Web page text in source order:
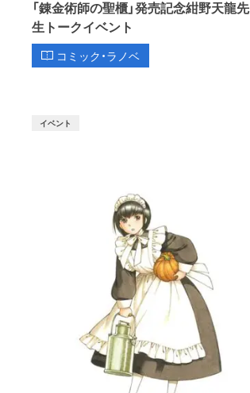
「錬金術師の聖櫃」発売記念紺野天龍先
生トークイベント
コミック・ラノベ
イベント